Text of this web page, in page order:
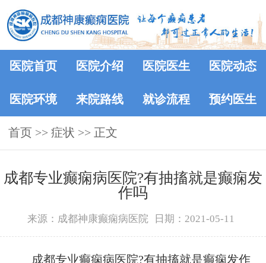
医院首页 医院介绍 医院医生 医院动态
医院环境 来院路线 就诊流程 预约医生
首页 >> 症状 >> 正文
成都专业癫痫病医院?有抽搐就是癫痫发
作吗
来源：成都神康癫痫病医院 日期：2021-05-11
成都专业癫痫病医院?有抽搐就是癫痫发作